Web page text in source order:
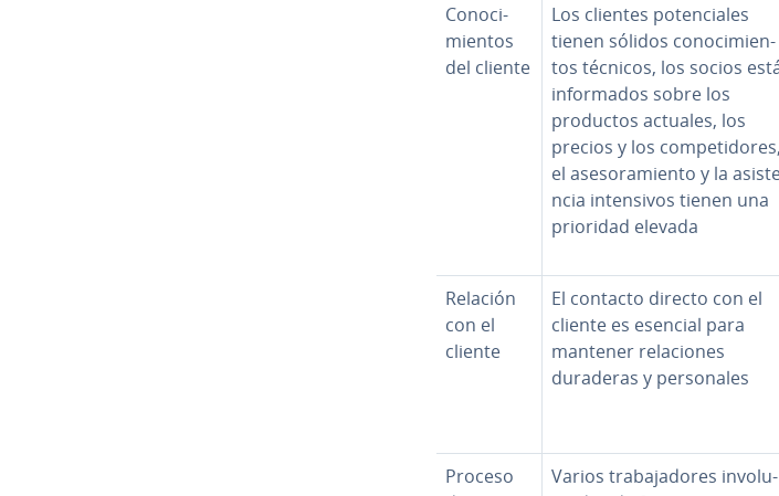
Co­no­ci­
mie­n­tos
del cliente
Los clientes po­te­n­cia­les
tienen sólidos co­no­ci­mie­n­
tos técnicos, los socios
in­fo­r­ma­dos sobre los
productos actuales, los
precios y los co­m­pe­ti­do­res,
el ase­so­ra­mie­n­to y la
n­cia in­te­n­si­vos tienen una
prioridad elevada
Relación
con el
cliente
El contacto directo con el
cliente es esencial para
mantener re­la­cio­nes
duraderas y pe­r­so­na­les
Proceso
Varios tra­ba­ja­do­res in­vo­lu­